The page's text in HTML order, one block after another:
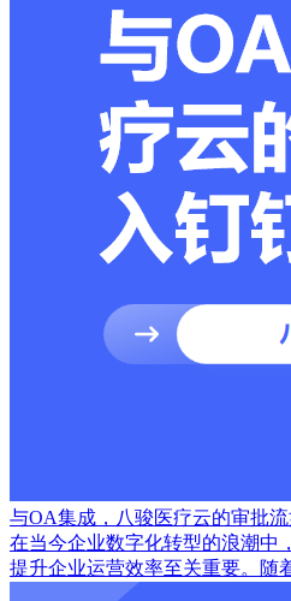
与OA集成，八骏医疗云的审批
在当今企业数字化转型的浪潮中
提升企业运营效率至关重要。随